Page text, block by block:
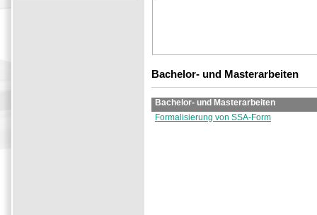
Bachelor- und Masterarbeiten
Bachelor- und Masterarbeiten
Formalisierung von SSA-Form